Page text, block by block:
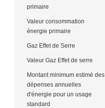
primaire
Valeur consommation
énergie primaire
Gaz Effet de Serre
Valeur Gaz Effet de serre
Montant minimum estimé des
dépenses annuelles
d'énergie pour un usage
standard